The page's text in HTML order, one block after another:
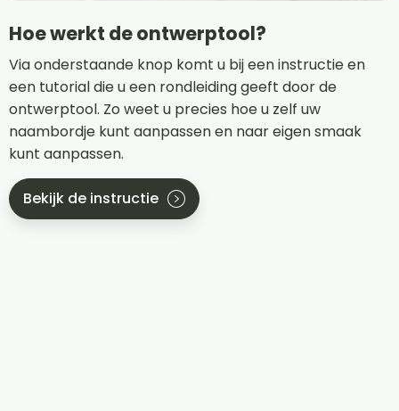
Hoe werkt de ontwerptool?
Via onderstaande knop komt u bij een instructie en
een tutorial die u een rondleiding geeft door de
ontwerptool. Zo weet u precies hoe u zelf uw
naambordje kunt aanpassen en naar eigen smaak
kunt aanpassen.
Bekijk de instructie